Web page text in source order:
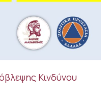
Κινδύνου